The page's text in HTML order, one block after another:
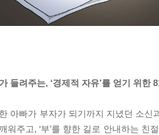
들려주는, ‘경제적 자유’를 얻기 위한
아빠가 부자가 되기까지 지녔던 소신
워주고, ‘부’를 향한 길로 안내하는 친